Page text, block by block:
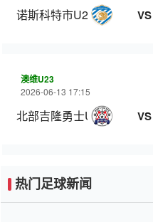
诺斯科特市U23 VS
澳维U23
2026-06-13 17:15
北部吉隆勇士U23 VS
热门足球新闻